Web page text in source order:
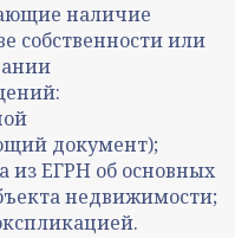
наличие
собственности или
документ);
из ЕГРН об основных
недвижимости;